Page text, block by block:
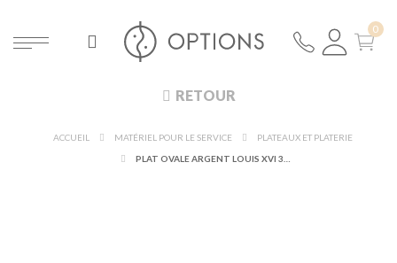
RETOUR
ACCUEIL MATÉRIEL POUR LE SERVICE
PLATEAUX ET PLATERIE